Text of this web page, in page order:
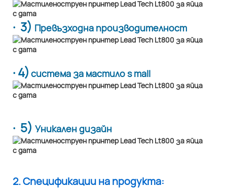
· 3) Превъзходна производителност
· 4) система за мастило s mall
· 5) Уникален дизайн
2. Спецификации на продукта: